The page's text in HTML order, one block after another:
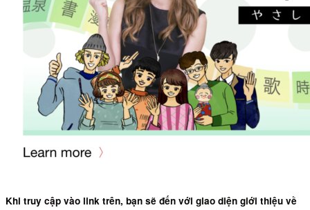
Khi truy cập vào link trên, bạn sẽ đến với giao diện giới thiệu về